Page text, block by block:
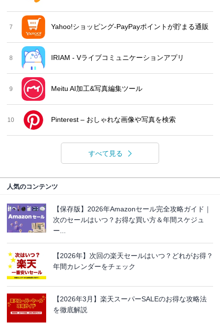
7 Yahoo!ショッピング-PayPayポイントが貯まる通販
8 IRIAM - Vライブコミュニケーションアプリ
9 Meitu AI加工&写真編集ツール
10 Pinterest – おしゃれな画像や写真を検索
すべて見る
人気のコンテンツ
【保存版】2026年Amazonセール完全攻略ガイド｜
次のセールはいつ？お得な買い方＆年間スケジュ
ー...
【2026年】次回の楽天セールはいつ？どれがお得？
年間カレンダーをチェック
【2026年3月】楽天スーパーSALEのお得な攻略法
を徹底解説